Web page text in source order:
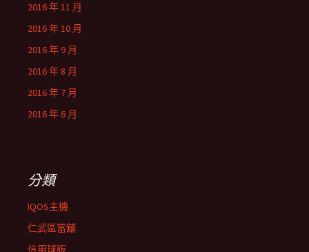
2016 年 11 月
2016 年 10 月
2016 年 9 月
2016 年 8 月
2016 年 7 月
2016 年 6 月
分類
IQOS主機
仁武區當舖
信用球版